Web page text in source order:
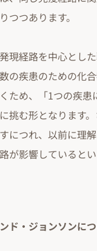
つつあります。
現経路を中心とし
の疾患のための化
ため、「1つの疾患
挑む形となります
につれ、以前に理
が影響していると
ド・ジョンソンに